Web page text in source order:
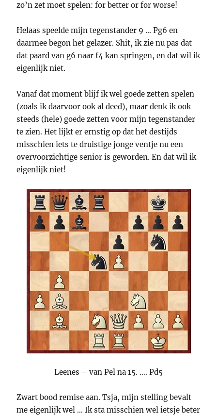
zo’n zet moet spelen: for better or for worse!
Helaas speelde mijn tegenstander 9 … Pg6 en
daarmee begon het gelazer. Shit, ik zie nu pas dat
dat paard van g6 naar f4 kan springen, en dat wil ik
eigenlijk niet.
Vanaf dat moment blijf ik wel goede zetten spelen
(zoals ik daarvoor ook al deed), maar denk ik ook
steeds (hele) goede zetten voor mijn tegenstander
te zien. Het lijkt er ernstig op dat het destijds
misschien iets te druistige jonge ventje nu een
overvoorzichtige senior is geworden. En dat wil ik
eigenlijk niet!
Leenes – van Pel na 15. …. Pd5
Zwart bood remise aan. Tsja, mijn stelling bevalt
me eigenlijk wel … Ik sta misschien wel ietsje beter